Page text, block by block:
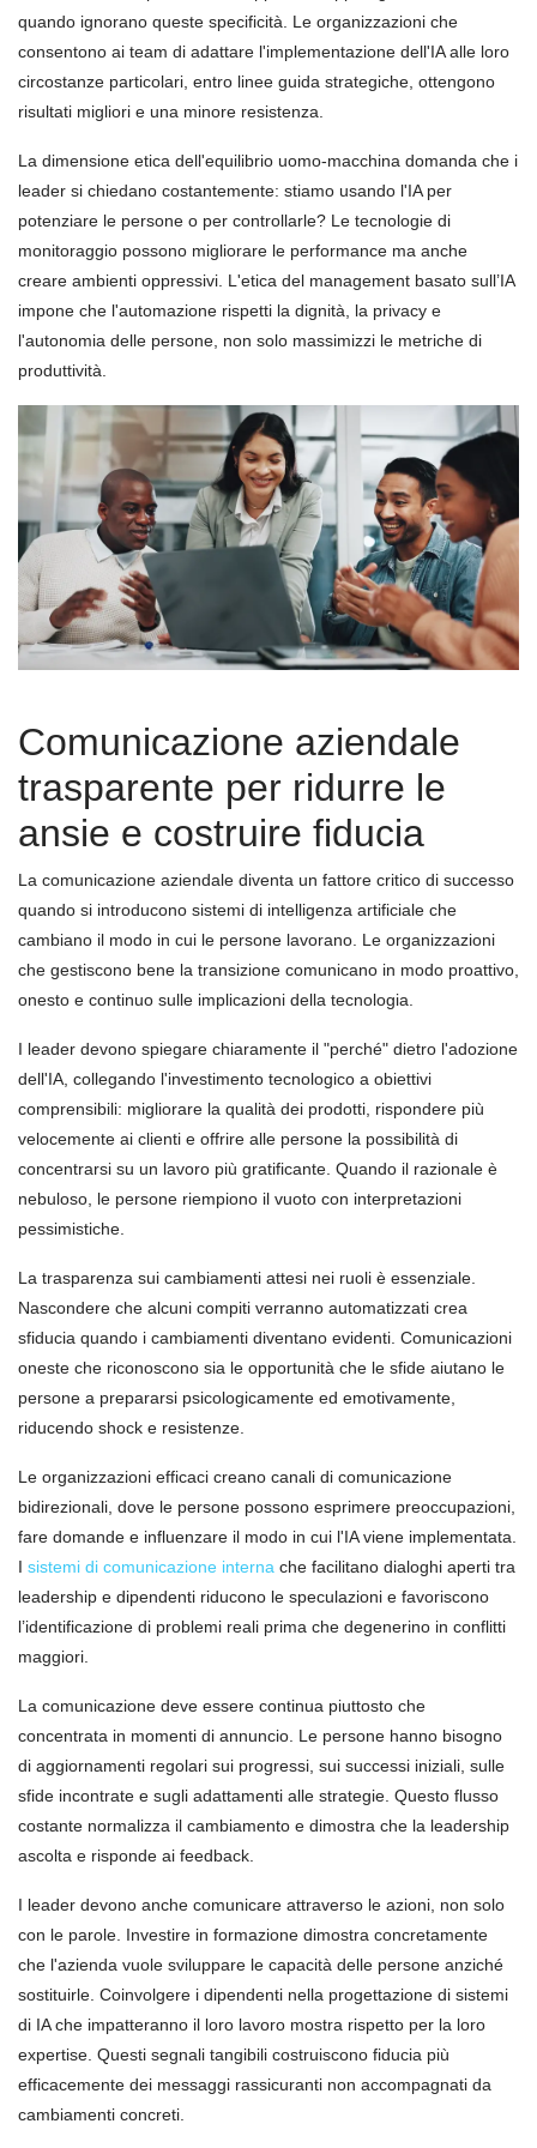
quando ignorano queste specificità. Le organizzazioni che
consentono ai team di adattare l'implementazione dell'IA alle loro
circostanze particolari, entro linee guida strategiche, ottengono
risultati migliori e una minore resistenza.
La dimensione etica dell'equilibrio uomo-macchina domanda che i
leader si chiedano costantemente: stiamo usando l'IA per
potenziare le persone o per controllarle? Le tecnologie di
monitoraggio possono migliorare le performance ma anche
creare ambienti oppressivi. L'etica del management basato sull’IA
impone che l'automazione rispetti la dignità, la privacy e
l'autonomia delle persone, non solo massimizzi le metriche di
produttività.
Comunicazione aziendale
trasparente per ridurre le
ansie e costruire fiducia
La comunicazione aziendale diventa un fattore critico di successo
quando si introducono sistemi di intelligenza artificiale che
cambiano il modo in cui le persone lavorano. Le organizzazioni
che gestiscono bene la transizione comunicano in modo proattivo,
onesto e continuo sulle implicazioni della tecnologia.
I leader devono spiegare chiaramente il "perché" dietro l'adozione
dell'IA, collegando l'investimento tecnologico a obiettivi
comprensibili: migliorare la qualità dei prodotti, rispondere più
velocemente ai clienti e offrire alle persone la possibilità di
concentrarsi su un lavoro più gratificante. Quando il razionale è
nebuloso, le persone riempiono il vuoto con interpretazioni
pessimistiche.
La trasparenza sui cambiamenti attesi nei ruoli è essenziale.
Nascondere che alcuni compiti verranno automatizzati crea
sfiducia quando i cambiamenti diventano evidenti. Comunicazioni
oneste che riconoscono sia le opportunità che le sfide aiutano le
persone a prepararsi psicologicamente ed emotivamente,
riducendo shock e resistenze.
Le organizzazioni efficaci creano canali di comunicazione
bidirezionali, dove le persone possono esprimere preoccupazioni,
fare domande e influenzare il modo in cui l'IA viene implementata.
I sistemi di comunicazione interna che facilitano dialoghi aperti tra
leadership e dipendenti riducono le speculazioni e favoriscono
l’identificazione di problemi reali prima che degenerino in conflitti
maggiori.
La comunicazione deve essere continua piuttosto che
concentrata in momenti di annuncio. Le persone hanno bisogno
di aggiornamenti regolari sui progressi, sui successi iniziali, sulle
sfide incontrate e sugli adattamenti alle strategie. Questo flusso
costante normalizza il cambiamento e dimostra che la leadership
ascolta e risponde ai feedback.
I leader devono anche comunicare attraverso le azioni, non solo
con le parole. Investire in formazione dimostra concretamente
che l'azienda vuole sviluppare le capacità delle persone anziché
sostituirle. Coinvolgere i dipendenti nella progettazione di sistemi
di IA che impatteranno il loro lavoro mostra rispetto per la loro
expertise. Questi segnali tangibili costruiscono fiducia più
efficacemente dei messaggi rassicuranti non accompagnati da
cambiamenti concreti.